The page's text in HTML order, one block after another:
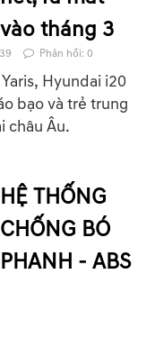
vào tháng 3
Phản hồi: 0
Hyundai i20
bạo và trẻ trung
châu Âu.
HỆ THỐNG
CHỐNG BÓ
PHANH - ABS